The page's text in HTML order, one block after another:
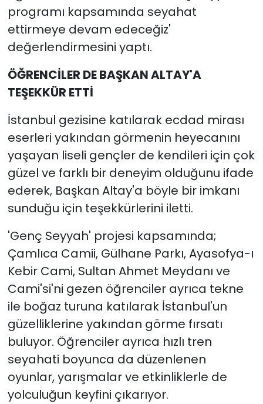
programı kapsamında seyahat
ettirmeye devam edeceğiz'
değerlendirmesini yaptı.
ÖĞRENCİLER DE BAŞKAN ALTAY'A
TEŞEKKÜR ETTİ
İstanbul gezisine katılarak ecdad mirası
eserleri yakından görmenin heyecanını
yaşayan liseli gençler de kendileri için çok
güzel ve farklı bir deneyim olduğunu ifade
ederek, Başkan Altay'a böyle bir imkanı
sunduğu için teşekkürlerini iletti.
'Genç Seyyah' projesi kapsamında;
Çamlıca Camii, Gülhane Parkı, Ayasofya-ı
Kebir Cami, Sultan Ahmet Meydanı ve
Cami'si'ni gezen öğrenciler ayrıca tekne
ile boğaz turuna katılarak İstanbul'un
güzelliklerine yakından görme fırsatı
buluyor. Öğrenciler ayrıca hızlı tren
seyahati boyunca da düzenlenen
oyunlar, yarışmalar ve etkinliklerle de
yolculuğun keyfini çıkarıyor.